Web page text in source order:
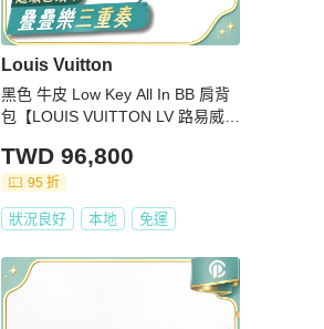
Louis Vuitton
黑色 牛皮 Low Key All In BB 肩背
包【LOUIS VUITTON LV 路易威
TWD 96,800
95 折
狀況良好 本地 免運